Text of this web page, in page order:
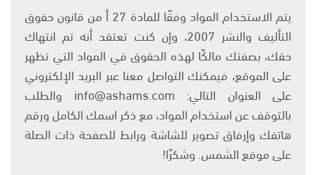
يتم الاستخدام المواد وفقًا للمادة 27 أ من قانون حقوق
التأليف والنشر 2007، وإن كنت تعتقد أنه تم انتهاك
حقك، بصفتك مالكًا لهذه الحقوق في المواد التي تظهر
على الموقع، فيمكنك التواصل معنا عبر البريد الإلكتروني
على العنوان التالي: info@ashams.com والطلب
بالتوقف عن استخدام المواد، مع ذكر اسمك الكامل ورقم
هاتفك وإرفاق تصوير للشاشة ورابط للصفحة ذات الصلة
على موقع الشمس. وشكرًا!